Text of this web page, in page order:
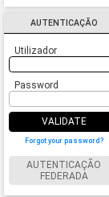
AUTENTICAÇÃO
Utilizador
Password
VALIDATE
Forgot your password?
AUTENTICAÇÃO
FEDERADA